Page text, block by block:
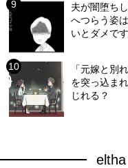
夫が闇堕ち
へつらう姿
いとダメで
「元嫁と別
を突っ込ま
じれる？